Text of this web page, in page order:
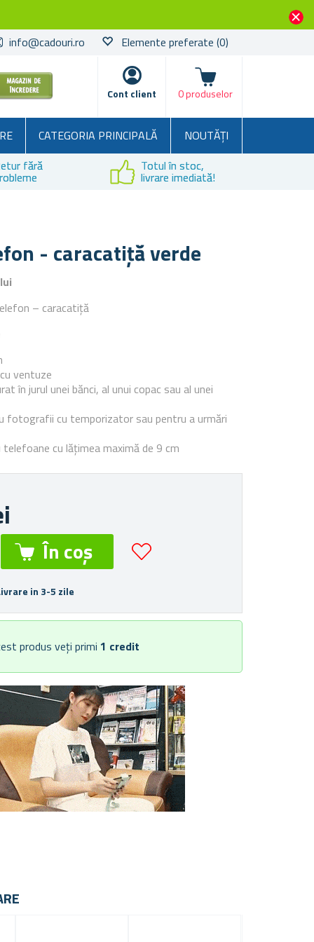
info@cadouri.ro Elemente preferate (0)
Cont client
Coșul
0 produselor
CATEGORIA PRINCIPALĂ
NOUTĂȚI
fără Totul în stoc,
livrare imediată!
- caracatiță verde
– caracatiță
ventuze
în jurul unei bănci, al unui copac sau al unei
fotografii cu temporizator sau pentru a urmări
cu lățimea maximă de 9 cm
in 3-5 zile
produs veți primi 1 credit